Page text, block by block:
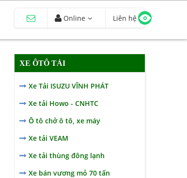
Online Liên hệ
XE ÔTÔ TẢI
Xe Tải ISUZU VĨNH PHÁT
Xe tải Howo - CNHTC
Ô tô chở ô tô, xe máy
Xe tải VEAM
Xe tải thùng đông lạnh
Xe bán vương mỏ 70 tấn